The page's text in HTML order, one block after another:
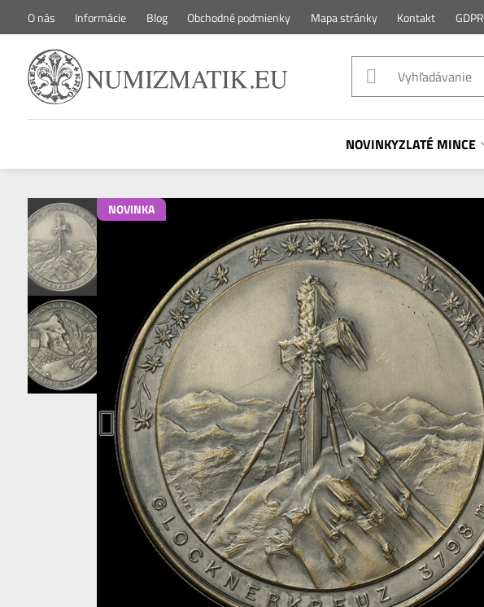
O nás Informácie Blog Obchodné podmienky Mapa stránky Kontakt GDPR
NOVINKYZLATÉ MINCE
NOVINKA